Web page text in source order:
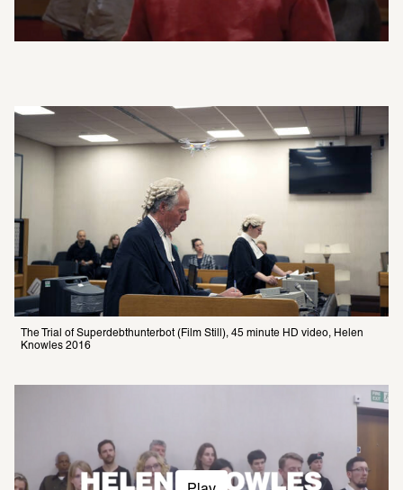
The Trial of Superdebthunterbot (Film Still), 45 minute HD video, Helen
Knowles 2016